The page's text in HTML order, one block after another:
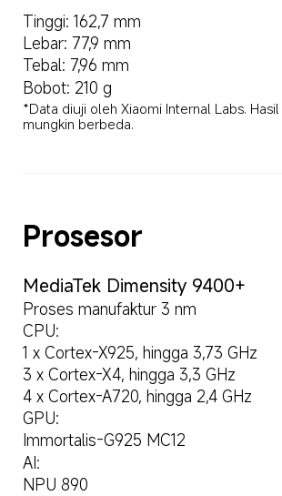
Tinggi: 162,7 mm
Lebar: 77,9 mm
Tebal: 7,96 mm
Bobot: 210 g
*Data diuji oleh Xiaomi Internal Labs.
mungkin berbeda.
Prosesor
MediaTek Dimensity 9400+
Proses manufaktur 3 nm
CPU:
1 x Cortex-X925, hingga 3,73 GHz
3 x Cortex-X4, hingga 3,3 GHz
4 x Cortex-A720, hingga 2,4 GHz
GPU:
Immortalis-G925 MC12
AI:
NPU 890